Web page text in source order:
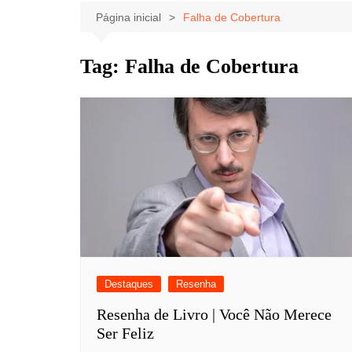
Celebridades
Música
Clássicos
Página inicial Falha de Cobertura
Tag: Falha de Cobertura
Destaques Resenha
Resenha de Livro | Você Não Merece
Ser Feliz